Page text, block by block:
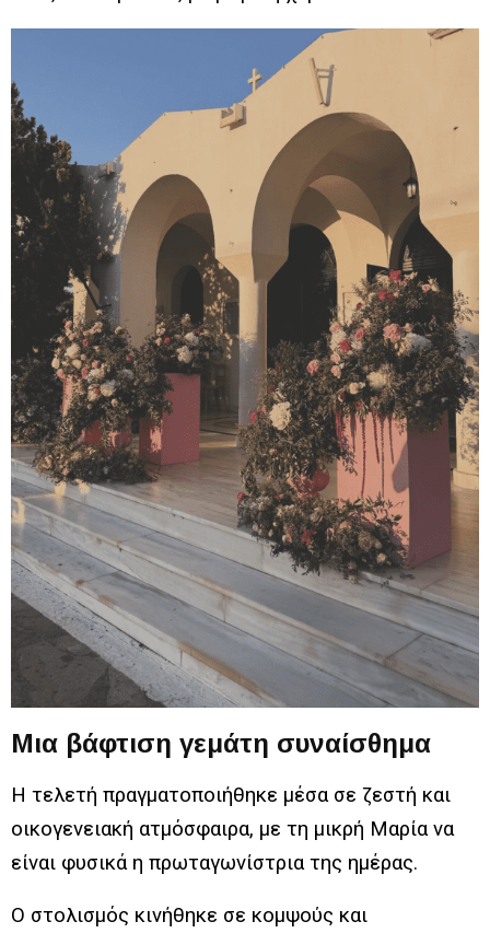
Μια βάφτιση γεμάτη συναίσθημα
Η τελετή πραγματοποιήθηκε μέσα σε ζεστή και
οικογενειακή ατμόσφαιρα, με τη μικρή Μαρία να
είναι φυσικά η πρωταγωνίστρια της ημέρας.
Ο στολισμός κινήθηκε σε κομψούς και